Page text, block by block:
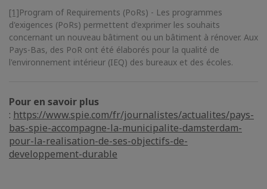
[1]Program of Requirements (PoRs) - Les programmes
d'exigences (PoRs) permettent d'exprimer les souhaits
concernant un nouveau bâtiment ou un bâtiment à rénover. Aux
Pays-Bas, des PoR ont été élaborés pour la qualité de
l'environnement intérieur (IEQ) des bureaux et des écoles.
Pour en savoir plus
: https://www.spie.com/fr/journalistes/actualites/pays-
bas-spie-accompagne-la-municipalite-damsterdam-
pour-la-realisation-de-ses-objectifs-de-
developpement-durable